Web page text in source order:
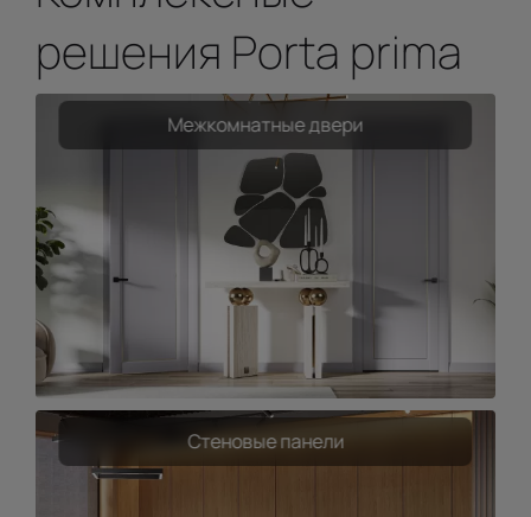
решения Porta prima
Межкомнатные двери
Стеновые панели